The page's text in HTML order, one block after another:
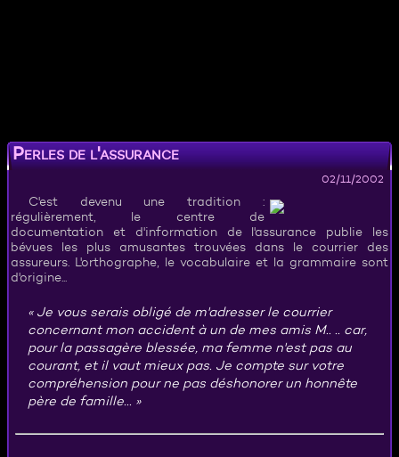
Perles de l'assurance
02/11/2002
C'est devenu une tradition :
régulièrement, le centre de
documentation et d'information de l'assurance publie les
bévues les plus amusantes trouvées dans le courrier des
assureurs. L'orthographe, le vocabulaire et la grammaire sont
d'origine...
Je vous serais obligé de m'adresser le courrier
concernant mon accident à un de mes amis M.. .. car,
pour la passagère blessée, ma femme n'est pas au
courant, et il vaut mieux pas. Je compte sur votre
compréhension pour ne pas déshonorer un honnête
père de famille...